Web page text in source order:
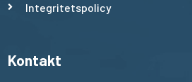
Integritetspolicy
Kontakt